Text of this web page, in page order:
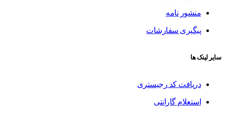
منشور نامه
پیگیری سفارشات
سایر لینک ها
دریافت کد رجیستری
استعلام گارانتی